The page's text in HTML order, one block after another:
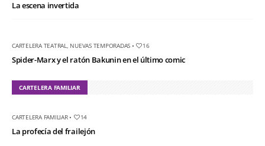
La escena invertida
CARTELERA TEATRAL NUEVAS TEMPORADAS • 16
Spider-Marx y el ratón Bakunin en el último comic
CARTELERA FAMILIAR
CARTELERA FAMILIAR• 14
La profecía del frailejón